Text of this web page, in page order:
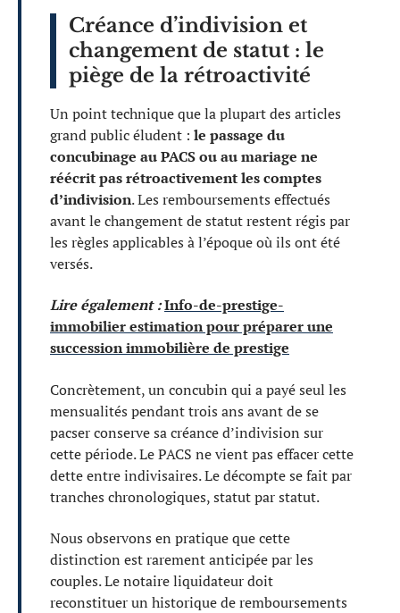
Créance d’indivision et
changement de statut : le
piège de la rétroactivité
Un point technique que la plupart des articles
grand public éludent : le passage du
concubinage au PACS ou au mariage ne
réécrit pas rétroactivement les comptes
d’indivision. Les remboursements effectués
avant le changement de statut restent régis par
les règles applicables à l’époque où ils ont été
versés.
Lire également :Info-de-prestige-
immobilier estimation pour préparer une
succession immobilière de prestige
Concrètement, un concubin qui a payé seul les
mensualités pendant trois ans avant de se
pacser conserve sa créance d’indivision sur
cette période. Le PACS ne vient pas effacer cette
dette entre indivisaires. Le décompte se fait par
tranches chronologiques, statut par statut.
Nous observons en pratique que cette
distinction est rarement anticipée par les
couples. Le notaire liquidateur doit
reconstituer un historique de remboursements